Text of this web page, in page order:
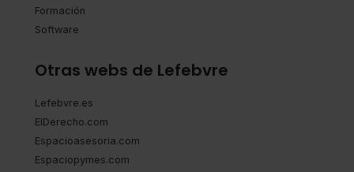
Formación
Software
Otras webs de Lefebvre
Lefebvre.es
ElDerecho.com
Espacioasesoria.com
Espaciopymes.com